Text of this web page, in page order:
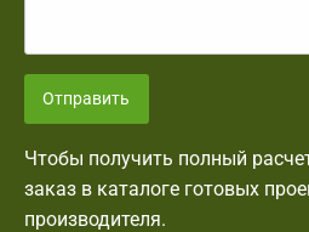
Отправить
Чтобы получить полный
заказ в каталоге готовых
производителя.